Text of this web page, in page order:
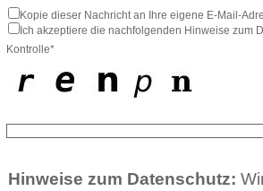
Kopie dieser Nachricht an Ihre eigene E-Mail-
Ich akzeptiere die nachfolgenden Hinweise zum
Kontrolle*
Hinweise zum Datenschutz: